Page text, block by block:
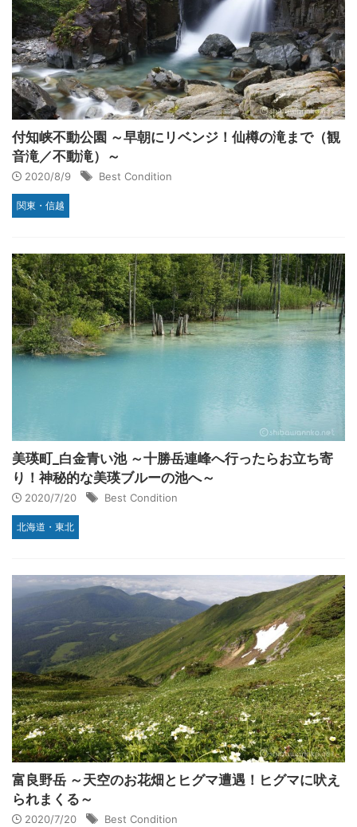
付知峡不動公園 ～早朝にリベンジ！仙樽の滝まで（観
音滝／不動滝）～
2020/8/9 Best Condition
関東・信越
美瑛町_白金青い池 ～十勝岳連峰へ行ったらお立ち寄
り！神秘的な美瑛ブルーの池へ～
2020/7/20 Best Condition
北海道・東北
富良野岳 ～天空のお花畑とヒグマ遭遇！ヒグマに吠え
られまくる～
2020/7/20 Best Condition